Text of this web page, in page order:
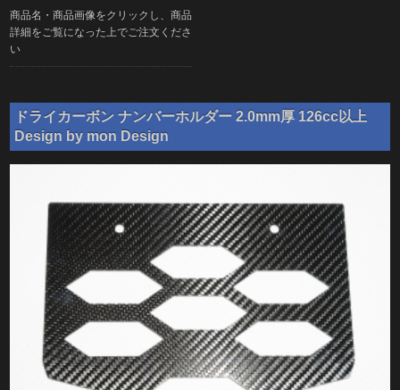
商品名・商品画像をクリックし、商品
詳細をご覧になった上でご注文くださ
い
ドライカーボン ナンバーホルダー 2.0mm厚 126cc以上
Design by mon Design